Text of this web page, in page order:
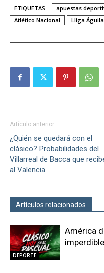
ETIQUETAS apuestas
Atlético Nacional
Lliga Águila
Artículo anterior
¿Quién se quedará con el
clásico? Probabilidades del
Villarreal de Bacca que
al Valencia
Artículos relacionados
DEPORTE
América